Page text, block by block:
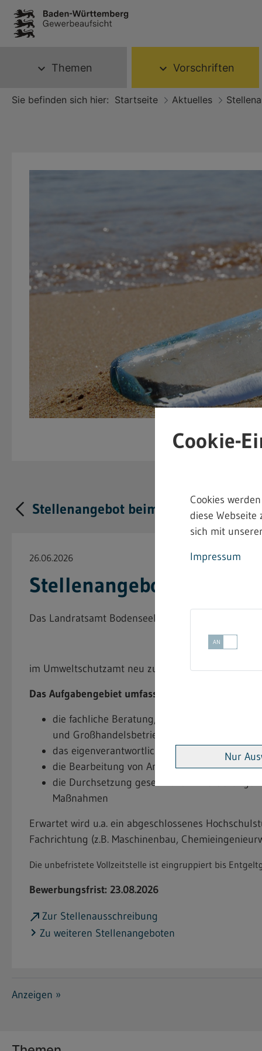
expand_more Themen expand_more Vorschriften
Sie befinden sich hier: Startseite Aktuelles
Stellenangebot beim Landratsamt
26.06.2026
Stellenangebot beim
Das Landratsamt Bodenseekreis hat die
im Umweltschutzamt neu zu besetzen.
Das Aufgabengebiet umfasst insbesondere:
die fachliche Beratung, Genehmigung und
und Großhandelsbetrieben sowie
das eigenverantwortliche Erarbeiten
die Bearbeitung von Anträgen sowie die
die Durchsetzung gesetzlicher
Maßnahmen
Erwartet wird u.a. ein abgeschlossenes
Fachrichtung (z.B. Maschinenbau,
Die unbefristete Vollzeitstelle ist eingruppiert bis
Bewerbungsfrist: 23.08.2026
Zur Stellenausschreibung
Zu weiteren Stellenangeboten
Anzeigen »
Cookie-
Cookies
diese
sich mit
Impressum
Nur